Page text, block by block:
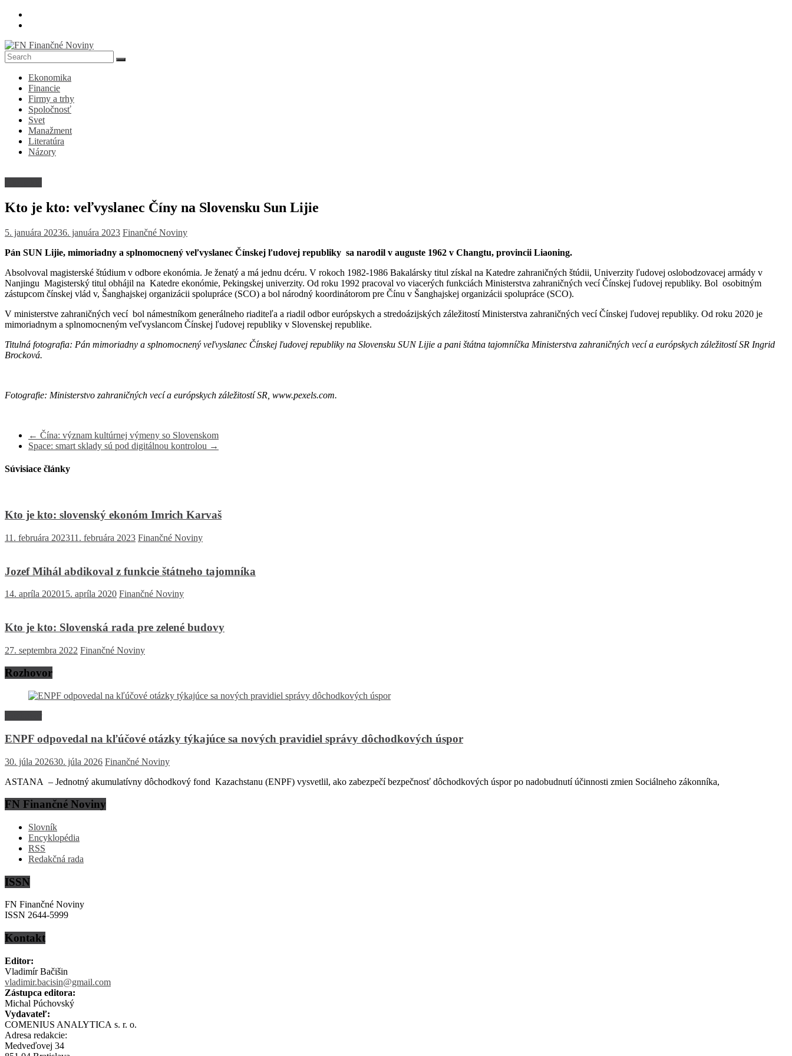
Skip
FN
Finančné
Noviny
Denník
ekonomike
spoločnosti
Ekonomika
Financie
Firmy a trhy
Spoločnosť
Svet
Manažment
Literatúra
Názory
Kto je kto: veľvyslanec Číny na Slovensku Sun Lijie
5. januára 20236. januára 2023 Finančné Noviny
Pán SUN Lijie, mimoriadny a splnomocnený veľvyslanec Čínskej ľudovej republiky sa narodil v auguste 1962 v Changtu, provincii Liaoning.
Absolvoval magisterské štúdium v odbore ekonómia. Je ženatý a má jednu dcéru. V rokoch 1982-1986 Bakalársky titul získal na Katedre zahraničných štúdii, Univerzity ľudovej oslobodzovacej armády v
Nanjingu Magisterský titul obhájil na Katedre ekonómie, Pekingskej univerzity. Od roku 1992 pracoval vo viacerých funkciách Ministerstva zahraničných vecí Čínskej ľudovej republiky. Bol osobitným
zástupcom čínskej vlád v, Šanghajskej organizácii spolupráce (SCO) a bol národný koordinátorom pre Čínu v Šanghajskej organizácii spolupráce (SCO).
V ministerstve zahraničných vecí bol námestníkom generálneho riaditeľa a riadil odbor európskych a stredoázijských záležitostí Ministerstva zahraničných vecí Čínskej ľudovej republiky. Od roku 2020 je
mimoriadnym a splnomocneným veľvyslancom Čínskej ľudovej republiky v Slovenskej republike.
Titulná fotografia: Pán mimoriadny a splnomocnený veľvyslanec Čínskej ľudovej republiky na Slovensku SUN Lijie a pani štátna tajomníčka Ministerstva zahraničných vecí a európskych záležitostí SR Ingrid
Brocková.
Fotografie: Ministerstvo zahraničných vecí a európskych záležitostí SR, www.pexels.com.
← Čína: význam kultúrnej výmeny so Slovenskom
Space: smart sklady sú pod digitálnou kontrolou →
Súvisiace články
Kto je kto: slovenský ekonóm Imrich Karvaš
11. februára 202311. februára 2023 Finančné Noviny
Jozef Mihál abdikoval z funkcie štátneho tajomníka
14. apríla 202015. apríla 2020 Finančné Noviny
Kto je kto: Slovenská rada pre zelené budovy
27. septembra 2022 Finančné Noviny
Rozhovor
ENPF odpovedal na kľúčové otázky týkajúce sa nových pravidiel správy dôchodkových úspor
30. júla 202630. júla 2026 Finančné Noviny
ASTANA – Jednotný akumulatívny dôchodkový fond Kazachstanu (ENPF) vysvetlil, ako zabezpečí bezpečnosť dôchodkových úspor po nadobudnutí účinnosti zmien Sociálneho zákonníka,
FN Finančné Noviny
Slovník
Encyklopédia
RSS
Redakčná rada
ISSN
FN Finančné Noviny
ISSN 2644-5999
Kontakt
Editor:
Vladimír Bačišin
vladimir.bacisin@gmail.com
Zástupca editora:
Michal Púchovský
Vydavateľ:
COMENIUS ANALYTICA s. r. o.
Adresa redakcie:
Medveďovej 34